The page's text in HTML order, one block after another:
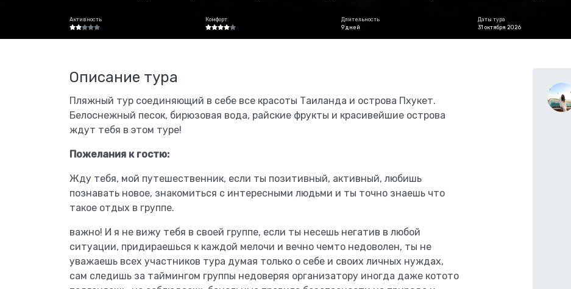
Активность Комфорт
Длительность
9 дней
Даты тура
31 октября 2026
Описание тура
Пляжный тур соединяющий в себе все красоты Таиланда и острова Пхукет.
Белоснежный песок, бирюзовая вода, райские фрукты и красивейшие острова
ждут тебя в этом туре!
Пожелания к гостю:
Жду тебя, мой путешественник, если ты позитивный, активный, любишь
познавать новое, знакомиться с интересными людьми и ты точно знаешь что
такое отдых в группе.
важно! И я не вижу тебя в своей группе, если ты несешь негатив в любой
ситуации, придираешься к каждой мелочи и вечно чемто недоволен, ты не
уважаешь всех участников тура думая только о себе и своих личных нуждах,
сам следишь за таймингом группы недоверяя организатору иногда даже котото